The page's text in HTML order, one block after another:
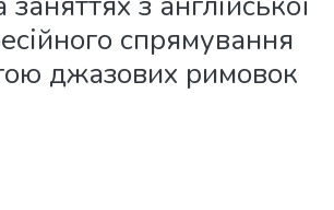
спрямування
джазових римовок